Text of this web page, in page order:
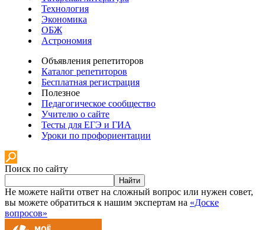
Технология
Экономика
ОБЖ
Астрономия
Объявления репетиторов
Каталог репетиторов
Бесплатная регистрация
Полезное
Педагогическое сообщество
Учителю о сайте
Тесты для ЕГЭ и ГИА
Уроки по профориентации
Поиск по сайту
Найти
Не можете найти ответ на сложный вопрос или нужен совет,
вы можете обратиться к нашим экспертам на «Доске
вопросов»